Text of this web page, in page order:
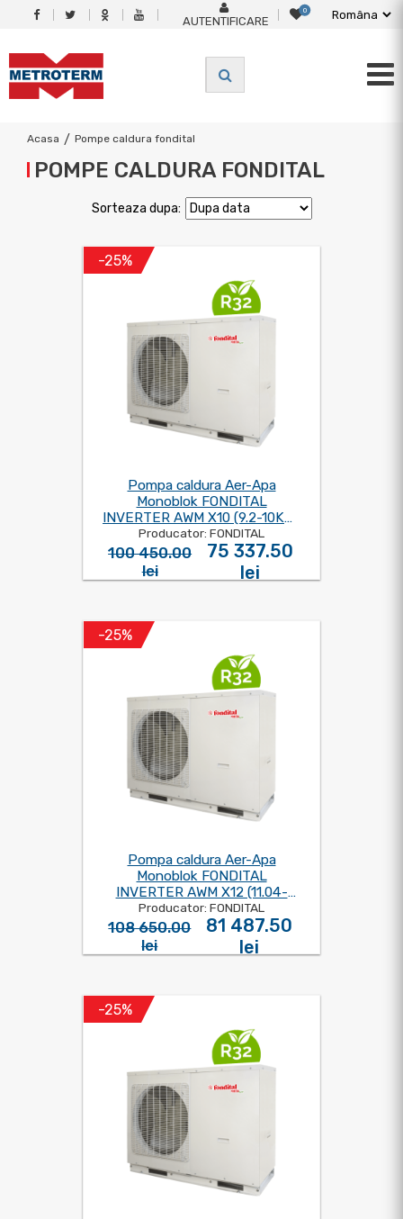
AUTENTIFICARE
0
Acasa / Pompe caldura fondital
POMPE CALDURA FONDITAL
Sorteaza dupa:
-25%
Pompa caldura Aer-Apa
Monoblok FONDITAL
INVERTER AWM X10 (9.2-10KW)
220V
Producator: FONDITAL
100 450.00
lei
75 337.50
lei
-25%
Pompa caldura Aer-Apa
Monoblok FONDITAL
INVERTER AWM X12 (11.04-
12KW) 220V
Producator: FONDITAL
108 650.00
lei
81 487.50
lei
-25%